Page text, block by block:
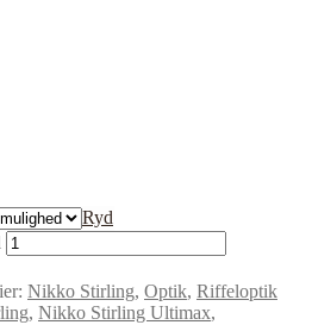
Ryd
Nikko Stirling, Optik, Riffeloptik
, Nikko Stirling Ultimax,